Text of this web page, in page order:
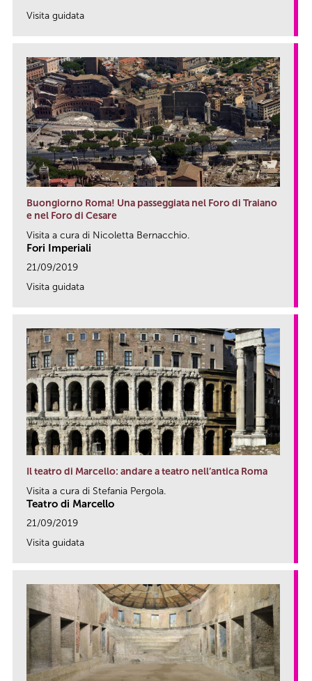
Visita guidata
Buongiorno Roma! Una passeggiata nel Foro di Traiano
e nel Foro di Cesare
Visita a cura di Nicoletta Bernacchio.
Fori Imperiali
21/09/2019
Visita guidata
Il teatro di Marcello: andare a teatro nell’antica Roma
Visita a cura di Stefania Pergola.
Teatro di Marcello
21/09/2019
Visita guidata